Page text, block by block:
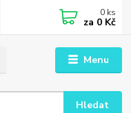
Menu
Hledat
0 ks
za 0 Kč